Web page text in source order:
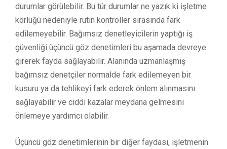
durumlar görülebilir. Bu tür durumlar ne yazık ki işletme
körlüğü nedeniyle rutin kontroller sırasında fark
edilemeyebilir. Bağımsız denetleyicilerin yaptığı iş
güvenliği üçüncü göz denetimleri bu aşamada devreye
girerek fayda sağlayabilir. Alanında uzmanlaşmış
bağımsız denetçiler normalde fark edilemeyen bir
kusuru ya da tehlikeyi fark ederek önlem alınmasını
sağlayabilir ve ciddi kazalar meydana gelmesini
önlemeye yardımcı olabilir.
Üçüncü göz denetimlerinin bir diğer faydası, işletmenin